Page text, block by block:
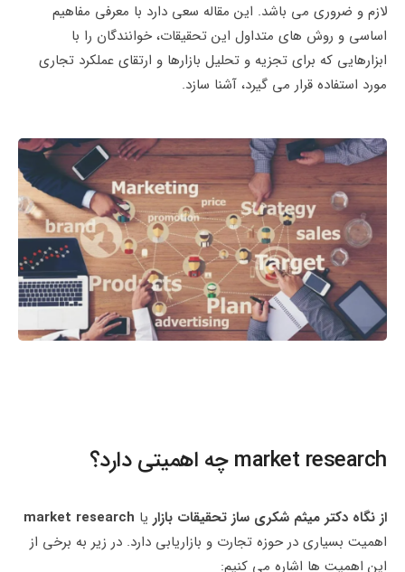
لازم و ضروری می ‌باشد. این مقاله سعی دارد با معرفی مفاهیم
اساسی و روش ‌های متداول این تحقیقات، خوانندگان را با
ابزارهایی که برای تجزیه و تحلیل بازارها و ارتقای عملکرد تجاری
مورد استفاده قرار می ‌گیرد، آشنا سازد.
market research چه اهمیتی دارد؟
از نگاه دکتر میثم شکری ساز تحقیقات بازار یا market research
اهمیت بسیاری در حوزه تجارت و بازاریابی دارد. در زیر به برخی از
این اهمیت ‌ها اشاره می ‌کنیم: